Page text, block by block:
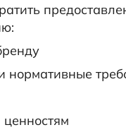
нормативные